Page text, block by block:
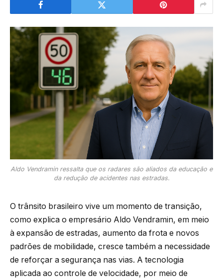
Aldo Vendramin ressalta que os radares são aliados da educação e
da redução de acidentes nas estradas.
O trânsito brasileiro vive um momento de transição,
como explica o empresário Aldo Vendramin, em meio
à expansão de estradas, aumento da frota e novos
padrões de mobilidade, cresce também a necessidade
de reforçar a segurança nas vias. A tecnologia
aplicada ao controle de velocidade, por meio de